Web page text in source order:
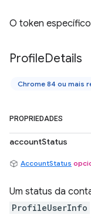
O token
ProfileDetails
Chrome 84 ou mais
PROPRIEDADES
accountStatus
AccountStatus
Um status da
ProfileUserInfo